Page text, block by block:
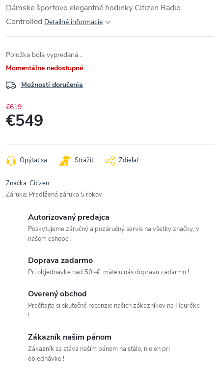
Dámske športovo elegantné hodinky Citizen Radio
Controlled Detailné informácie
Položka bola vypredaná…
Momentálne nedostupné
Možnosti doručenia
€619
€549
cena:
Opýtať sa Strážiť Zdieľať
Značka:Citizen
Záruka: Predĺžená záruka 5 rokov
Autorizovaný predajca
Poskytujeme záručný a pozáručný servis na všetky značky, v
našom eshope !
Doprava zadarmo
Pri objednávke nad 50,-€, máte u nás dopravu zadarmo !
Overený obchod
Prečítajte si skutočné recenzie našich zákazníkov na Heuréke
!
Zákazník našim pánom
Zákazník sa stáva naším pánom na stálo, nielen pri
objednávke !